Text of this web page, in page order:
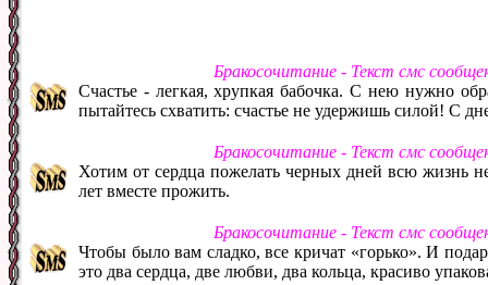
Бракосочитание - Текст смс
Счастье - легкая, хрупкая бабочка. С нею нужно
пытайтесь схватить: счастье не удержишь силой! С
Бракосочитание - Текст смс
Хотим от сердца пожелать черных дней всю жизнь
лет вместе прожить.
Бракосочитание - Текст смс
Чтобы было вам сладко, все кричат «горько». И
это два сердца, две любви, два кольца, красиво